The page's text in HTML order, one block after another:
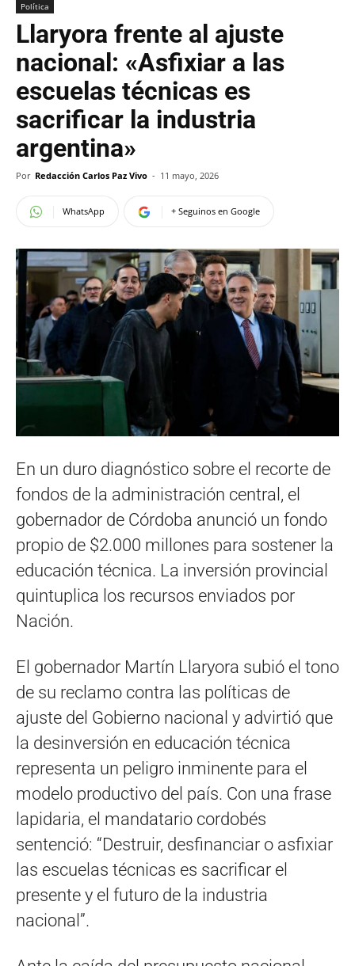
Política
Llaryora frente al ajuste
nacional: «Asfixiar a las
escuelas técnicas es
sacrificar la industria
argentina»
Por Redacción Carlos Paz Vivo - 11 mayo, 2026
WhatsApp + Seguinos en Google
En un duro diagnóstico sobre el recorte de
fondos de la administración central, el
gobernador de Córdoba anunció un fondo
propio de $2.000 millones para sostener la
educación técnica. La inversión provincial
quintuplica los recursos enviados por
Nación.
El gobernador Martín Llaryora subió el tono
de su reclamo contra las políticas de
ajuste del Gobierno nacional y advirtió que
la desinversión en educación técnica
representa un peligro inminente para el
modelo productivo del país. Con una frase
lapidaria, el mandatario cordobés
sentenció: “Destruir, desfinanciar o asfixiar
las escuelas técnicas es sacrificar el
presente y el futuro de la industria
nacional”.